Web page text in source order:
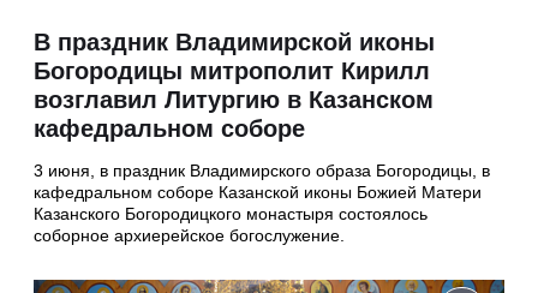
В праздник Владимирской иконы
Богородицы митрополит Кирилл
возглавил Литургию в Казанском
кафедральном соборе
3 июня, в праздник Владимирского образа Богородицы, в
кафедральном соборе Казанской иконы Божией Матери
Казанского Богородицкого монастыря состоялось
соборное архиерейское богослужение.